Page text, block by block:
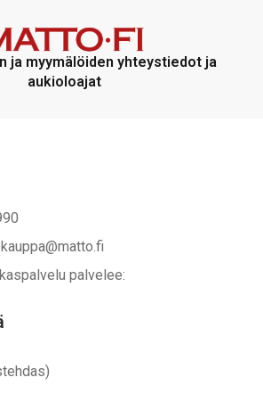
ja myymälöiden yhteystiedot ja
aukioloajat
palvelee: